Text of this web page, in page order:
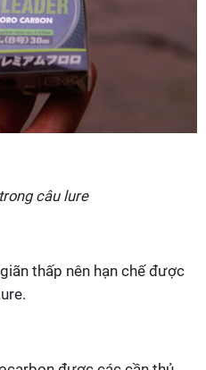
câu lure
thấp nên hạn chế được